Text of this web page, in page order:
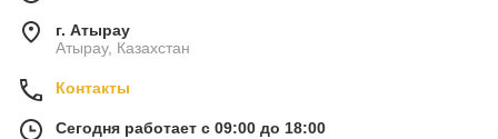
г. Атырау
Атырау, Казахстан
Контакты
Сегодня работает с 09:00 до 18:00